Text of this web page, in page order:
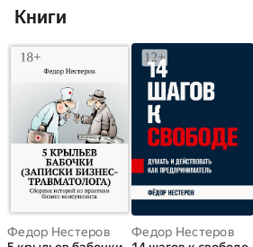
Книги
Федор Нестеров
Федор Нестеров